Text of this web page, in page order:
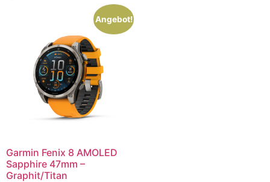
Angebot!
Garmin Fenix 8 AMOLED
Sapphire 47mm –
Graphit/Titan